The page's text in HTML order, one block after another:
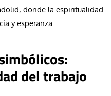
donde la espiritualidad
y esperanza.
del trabajo